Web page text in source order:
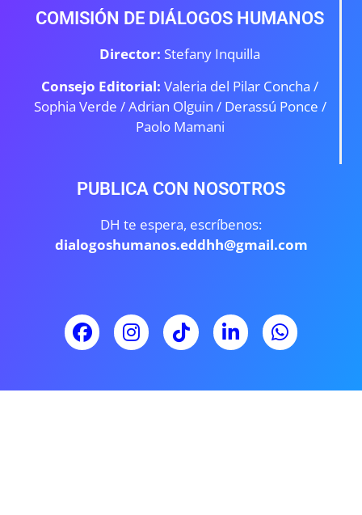
COMISIÓN DE DIÁLOGOS HUMANOS
Director: Stefany Inquilla
Consejo Editorial: Valeria del Pilar Concha /
Sophia Verde /Adrian Olguin / Derassú Ponce /
Paolo Mamani
PUBLICA CON NOSOTROS
DH te espera, escríbenos:
dialogoshumanos.eddhh@gmail.com